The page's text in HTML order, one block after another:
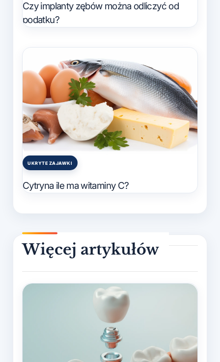
Czy implanty zębów można odliczyć od
podatku?
Posted
UKRYTE ZAJAWKI
Cytryna ile ma witaminy C?